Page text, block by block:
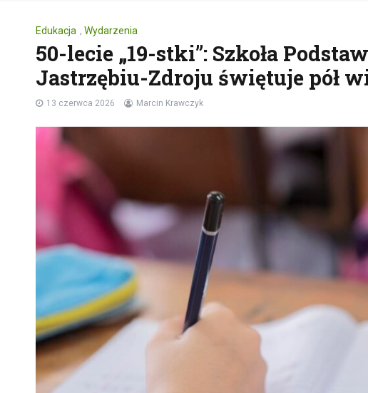
Edukacja , Wydarzenia
50-lecie „19-stki”: Szkoła
Jastrzębiu-Zdroju świętuje pół
13 czerwca 2026 Marcin Krawczyk